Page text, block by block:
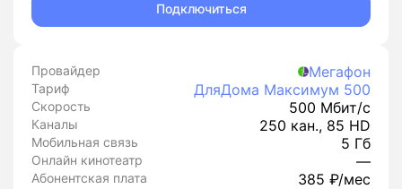
Подключиться
Провайдер Мегафон
Тариф ДляДома Максимум 500
Скорость 500 Мбит/с
Каналы 250 кан., 85 HD
Мобильная связь 5 Гб
Онлайн кинотеатр —
Абонентская плата 385 ₽/мес